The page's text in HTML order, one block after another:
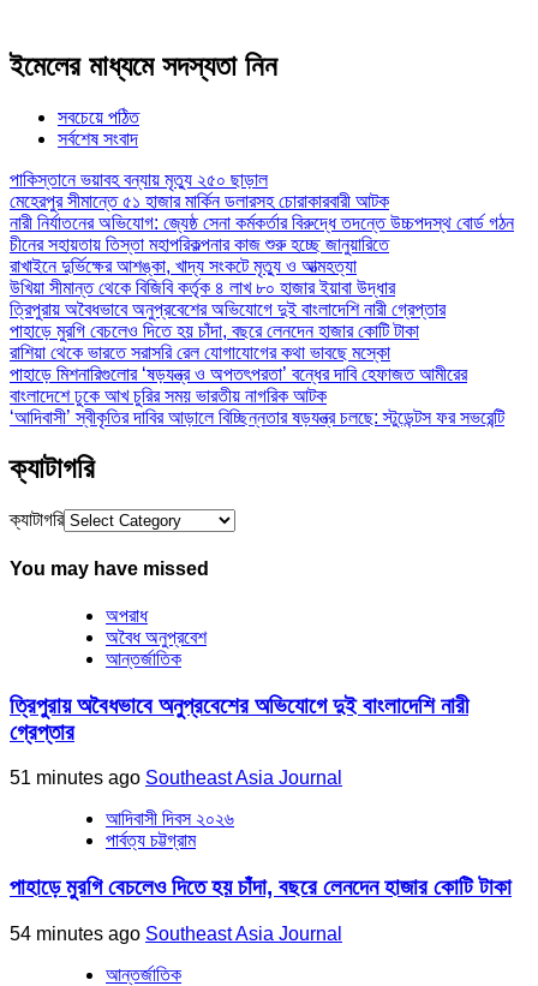
ইমেলের মাধ্যমে সদস্যতা নিন
সবচেয়ে পঠিত
সর্বশেষ সংবাদ
পাকিস্তানে ভয়াবহ বন্যায় মৃত্যু ২৫০ ছাড়াল
মেহেরপুর সীমান্তে ৫১ হাজার মার্কিন ডলারসহ চোরাকারবারী আটক
নারী নির্যাতনের অভিযোগ: জ্যেষ্ঠ সেনা কর্মকর্তার বিরুদ্ধে তদন্তে উচ্চপদস্থ বোর্ড গঠন
চীনের সহায়তায় তিস্তা মহাপরিকল্পনার কাজ শুরু হচ্ছে জানুয়ারিতে
রাখাইনে দুর্ভিক্ষের আশঙ্কা, খাদ্য সংকটে মৃত্যু ও আত্মহত্যা
উখিয়া সীমান্ত থেকে বিজিবি কর্তৃক ৪ লাখ ৮০ হাজার ইয়াবা উদ্ধার
ত্রিপুরায় অবৈধভাবে অনুপ্রবেশের অভিযোগে দুই বাংলাদেশি নারী গ্রেপ্তার
পাহাড়ে মুরগি বেচলেও দিতে হয় চাঁদা, বছরে লেনদেন হাজার কোটি টাকা
রাশিয়া থেকে ভারতে সরাসরি রেল যোগাযোগের কথা ভাবছে মস্কো
পাহাড়ে মিশনারিগুলোর ‘ষড়যন্ত্র ও অপতৎপরতা’ বন্ধের দাবি হেফাজত আমীরের
বাংলাদেশে ঢুকে আখ চুরির সময় ভারতীয় নাগরিক আটক
‘আদিবাসী’ স্বীকৃতির দাবির আড়ালে বিচ্ছিন্নতার ষড়যন্ত্র চলছে: স্টুডেন্টস ফর সভরেন্টি
ক্যাটাগরি
ক্যাটাগরি
You may have missed
অপরাধ
অবৈধ অনুপ্রবেশ
আন্তর্জাতিক
ত্রিপুরায় অবৈধভাবে অনুপ্রবেশের অভিযোগে দুই বাংলাদেশি নারী
গ্রেপ্তার
51 minutes ago Southeast Asia Journal
আদিবাসী দিবস ২০২৬
পার্বত্য চট্টগ্রাম
পাহাড়ে মুরগি বেচলেও দিতে হয় চাঁদা, বছরে লেনদেন হাজার কোটি টাকা
54 minutes ago Southeast Asia Journal
আন্তর্জাতিক